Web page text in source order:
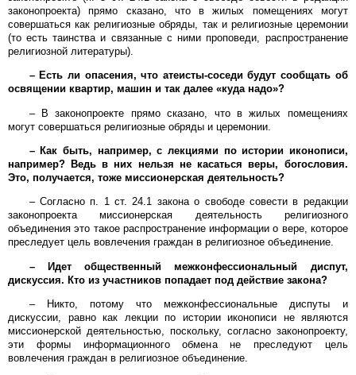
законопроекта) прямо сказано, что в жилых помещениях могут
совершаться как религиозные обряды, так и религиозные церемонии
(то есть таинства и связанные с ними проповеди, распространение
религиозной литературы).
– Есть ли опасения, что атеисты-соседи будут сообщать об
освящении квартир, машин и так далее «куда надо»?
– В законопроекте прямо сказано, что в жилых помещениях
могут совершаться религиозные обряды и церемонии.
– Как быть, например, с лекциями по истории иконописи,
например? Ведь в них нельзя не касаться веры, богословия.
Это, получается, тоже миссионерская деятельность?
– Согласно п. 1 ст. 24.1 закона о свободе совести в редакции
законопроекта миссионерская деятельность религиозного
объединения это такое распространение информации о вере, которое
преследует цель вовлечения граждан в религиозное объединение.
– Идет общественный межконфессиональный диспут,
дискуссия. Кто из участников попадает под действие закона?
– Никто, потому что межконфессиональные диспуты и
дискуссии, равно как лекции по истории иконописи не являются
миссионерской деятельностью, поскольку, согласно законопроекту,
эти формы информационного обмена не преследуют цель
вовлечения граждан в религиозное объединение.